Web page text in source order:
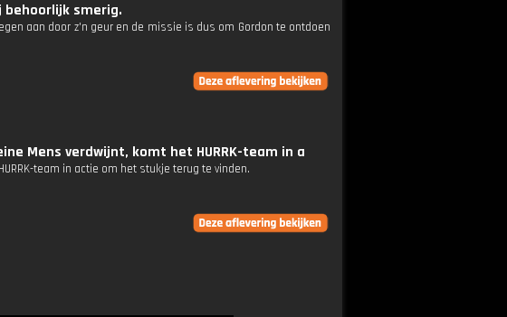
behoorlijk smerig.
aan door z'n geur en de missie is dus om Gordon te ontdoen
Mens verdwijnt, komt het HURRK-team in a
team in actie om het stukje terug te vinden.